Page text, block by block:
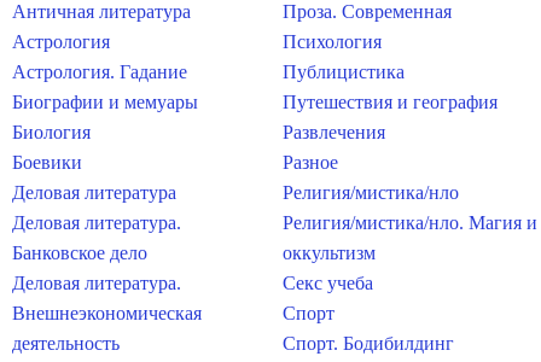
Античная литература
Астрология
Астрология. Гадание
Биографии и мемуары
Биология
Боевики
Деловая литература
Деловая литература.
Банковское дело
Деловая литература.
Внешнеэкономическая
деятельность
Проза. Современная
Психология
Публицистика
Путешествия и география
Развлечения
Разное
Религия/мистика/нло
Религия/мистика/нло. Магия и
оккультизм
Секс учеба
Спорт
Спорт. Бодибилдинг